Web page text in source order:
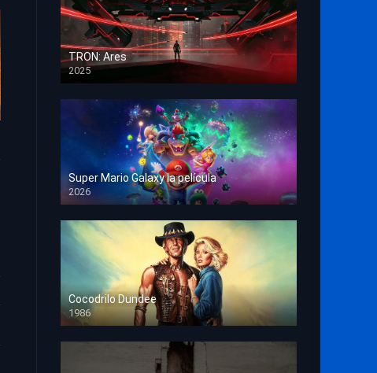
TRON: Ares
2025
HD 1080p
Super Mario Galaxy la película
2026
HD 1080p
Cocodrilo Dundee
1986
HD 1080p